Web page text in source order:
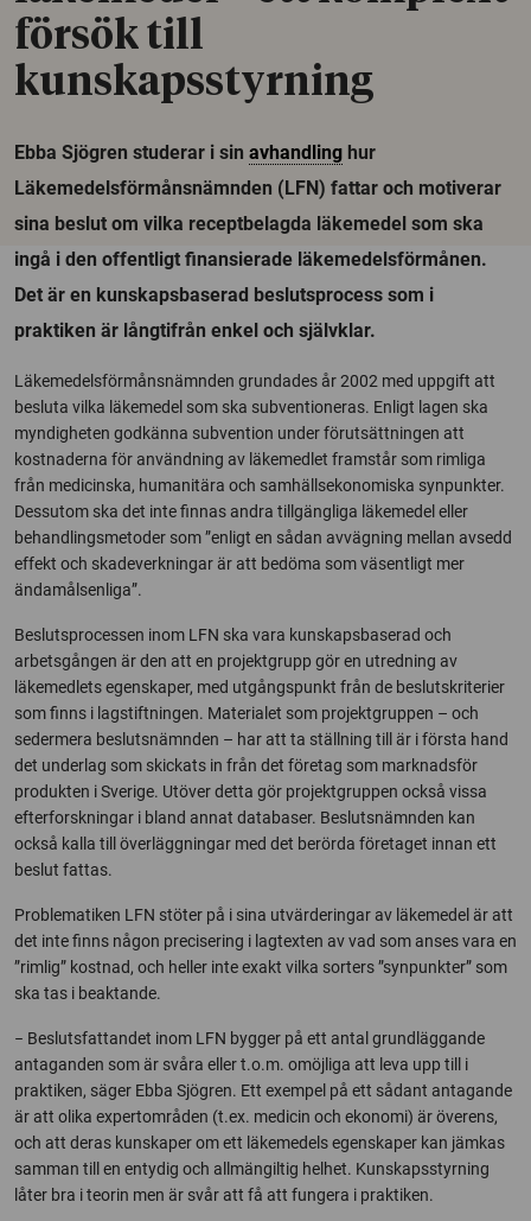
försök till
kunskapsstyrning
Ebba Sjögren studerar i sin avhandling hur
Läkemedelsförmånsnämnden (LFN) fattar och motiverar
sina beslut om vilka receptbelagda läkemedel som ska
ingå i den offentligt finansierade läkemedelsförmånen.
Det är en kunskapsbaserad beslutsprocess som i
praktiken är långtifrån enkel och självklar.
Läkemedelsförmånsnämnden grundades år 2002 med uppgift att
besluta vilka läkemedel som ska subventioneras. Enligt lagen ska
myndigheten godkänna subvention under förutsättningen att
kostnaderna för användning av läkemedlet framstår som rimliga
från medicinska, humanitära och samhällsekonomiska synpunkter.
Dessutom ska det inte finnas andra tillgängliga läkemedel eller
behandlingsmetoder som ”enligt en sådan avvägning mellan avsedd
effekt och skadeverkningar är att bedöma som väsentligt mer
ändamålsenliga”.
Beslutsprocessen inom LFN ska vara kunskapsbaserad och
arbetsgången är den att en projektgrupp gör en utredning av
läkemedlets egenskaper, med utgångspunkt från de beslutskriterier
som finns i lagstiftningen. Materialet som projektgruppen – och
sedermera beslutsnämnden – har att ta ställning till är i första hand
det underlag som skickats in från det företag som marknadsför
produkten i Sverige. Utöver detta gör projektgruppen också vissa
efterforskningar i bland annat databaser. Beslutsnämnden kan
också kalla till överläggningar med det berörda företaget innan ett
beslut fattas.
Problematiken LFN stöter på i sina utvärderingar av läkemedel är att
det inte finns någon precisering i lagtexten av vad som anses vara en
”rimlig” kostnad, och heller inte exakt vilka sorters ”synpunkter” som
ska tas i beaktande.
− Beslutsfattandet inom LFN bygger på ett antal grundläggande
antaganden som är svåra eller t.o.m. omöjliga att leva upp till i
praktiken, säger Ebba Sjögren. Ett exempel på ett sådant antagande
är att olika expertområden (t.ex. medicin och ekonomi) är överens,
och att deras kunskaper om ett läkemedels egenskaper kan jämkas
samman till en entydig och allmängiltig helhet. Kunskapsstyrning
låter bra i teorin men är svår att få att fungera i praktiken.